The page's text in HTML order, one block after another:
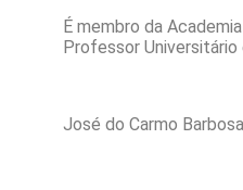
É membro da
Professor Universitário
José do Carmo